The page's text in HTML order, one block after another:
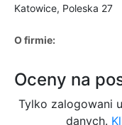
Katowice, Poleska 27
O firmie:
Oceny na
Tylko zalogowani
danych.